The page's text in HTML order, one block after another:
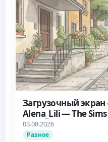
Загрузочный экран
Alena_Lili — The
03.08.2026
Разное